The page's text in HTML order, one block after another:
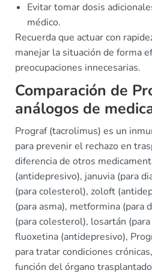
Evitar tomar dosis
médico.
Recuerda que actuar con
manejar la situación de forma
preocupaciones innecesarias.
Comparación de
análogos de
Prograf (tacrolimus) es un
para prevenir el rechazo en
diferencia de otros
(antidepresivo), januvia (para
(para colesterol), zoloft
(para asma), metformina (para
(para colesterol), losartán
fluoxetina (antidepresivo),
para tratar condiciones
función del órgano